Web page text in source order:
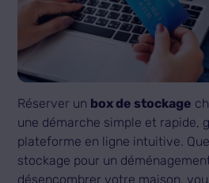
Réserver un box de stockage
une démarche simple et rapide,
plateforme en ligne intuitive.
stockage pour un
désencombrer votre maison,